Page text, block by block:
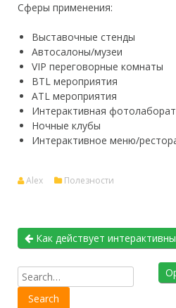
Сферы применения:
Выставочные стенды
Автосалоны/музеи
VIP переговорные комнаты
BTL мероприятия
ATL мероприятия
Интерактивная
Ночные клубы
Интерактивное меню/
Alex Полезности
Как действует